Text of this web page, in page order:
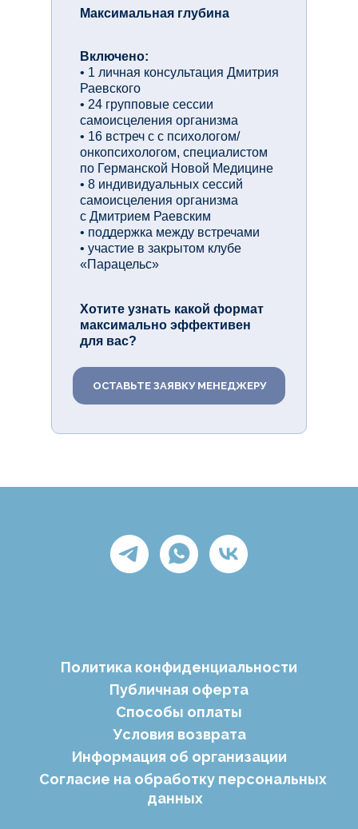
Максимальная глубина
Включено:
• 1 личная консультация Дмитрия
Раевского
• 24 групповые сессии
самоисцеления организма
• 16 встреч с с психологом/
онкопсихологом, специалистом
по Германской Новой Медицине
• 8 индивидуальных сессий
самоисцеления организма
с Дмитрием Раевским
• поддержка между встречами
• участие в закрытом клубе
«Парацельс»
ОСТАВЬТЕ ЗАЯВКУ МЕНЕДЖЕРУ
Хотите узнать какой формат
максимально эффективен
для вас?
Политика конфиденциальности
Публичная оферта
Способы оплаты
Условия возврата
Информация об организации
Согласие на обработку персональных
данных